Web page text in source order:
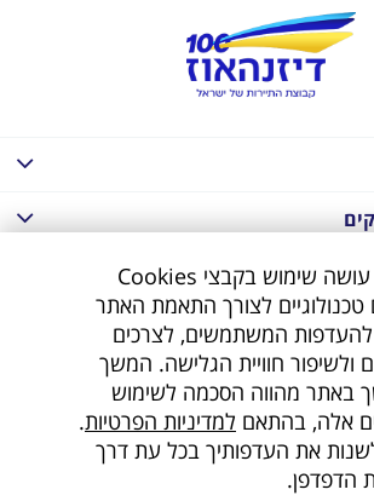
האתר עושה שימוש בקבצי Cookies
טכנולוגיים לצורך התאמת האתר
להעדפות המשתמשים, לצרכים
ולשיפור חוויית הגלישה. המשך
באתר מהווה הסכמה לשימוש
אלה, בהתאם למדיניות הפרטיות.
את העדפותיך בכל עת דרך
הדפדפן.